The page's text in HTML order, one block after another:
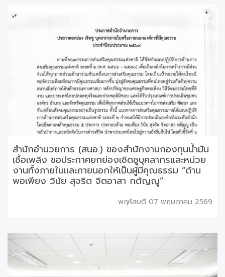
สำนักอำนวยการ (สนอ.) ของสำนักงานกองทุนน้ำมัน
เชื้อเพลิง ขอประกาศยกย่องเชิดชูบุคลากรและหน่วย
งานทั้งภายในและภายนอกให้เป็นผู้มีคุณธรรม “ด้าน
พอเพียง วินัย สุจริต จิตอาสา กตัญญู”
พฤหัสบดี 07 พฤษภาคม 2569